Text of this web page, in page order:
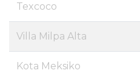
Texcoco
Villa Milpa Alta
Kota Meksiko